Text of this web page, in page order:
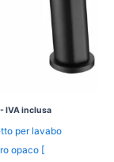
- IVA inclusa
per lavabo
opaco [